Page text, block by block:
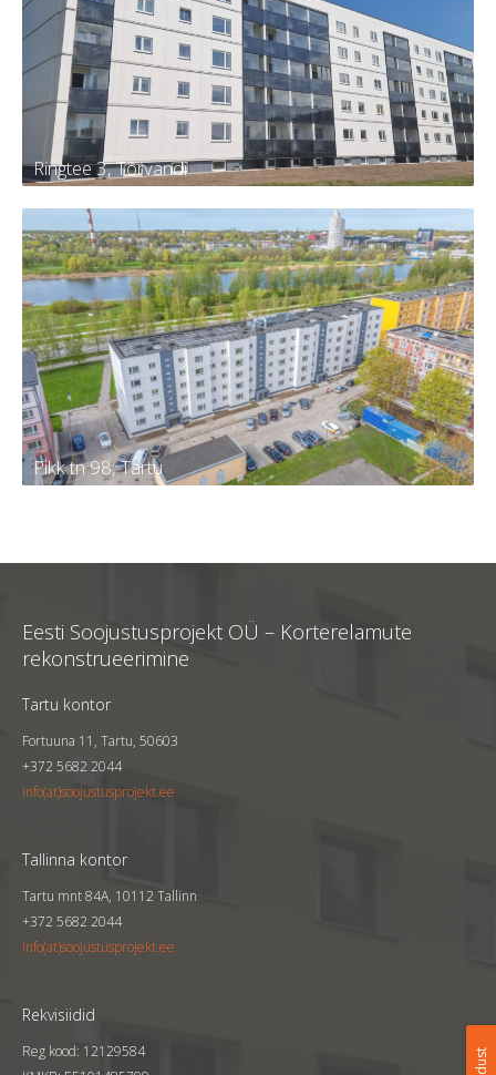
Tellija
Kambja vald, Kambja alevik, Männi tn
13
Kortereid
30
Aasta
2024
Ringtee 3, Tõrvandi
Ringtee 3, Tõrvandi
Tellija
KÜ Kambja vald, Tõrvandi alevi,
Ringtee 3
Kortereid
60
Aasta
2024
Pikk tn 98, Tartu
Kortereid
60
Eesti Soojustusprojekt OÜ – Korterelamute
rekonstrueerimine
Tartu kontor
Fortuuna 11, Tartu, 50603
+372 5682 2044
info(at)soojustusprojekt.ee
Tallinna kontor
Tartu mnt 84A, 10112 Tallinn
+372 5682 2044
info(at)soojustusprojekt.ee
Rekvisiidid
Reg kood: 12129584